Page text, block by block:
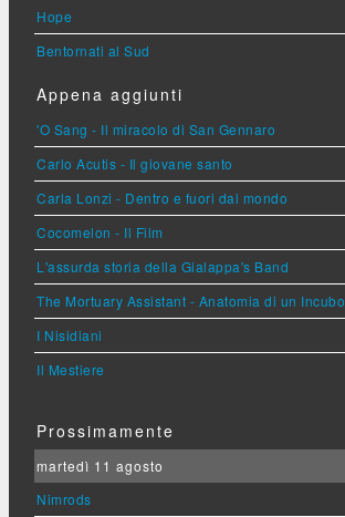
Hope
Bentornati al Sud
Appena aggiunti
'O Sang - Il miracolo di San Gennaro
Carlo Acutis - Il giovane santo
Carla Lonzi - Dentro e fuori dal mondo
Cocomelon - Il Film
L'assurda storia della Gialappa's Band
The Mortuary Assistant - Anatomia di un Incubo
I Nisidiani
Il Mestiere
Prossimamente
martedì 11 agosto
Nimrods